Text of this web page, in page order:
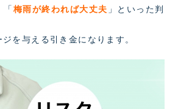
「 梅雨が終われば大丈夫 」といった判
を与える引き金になります。